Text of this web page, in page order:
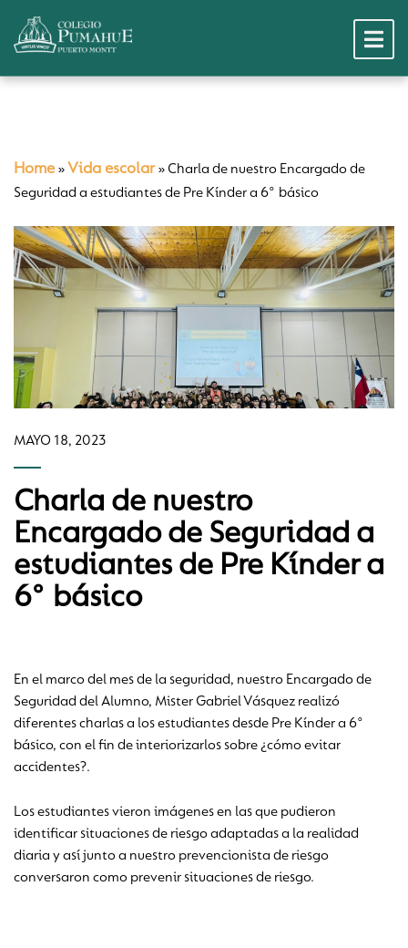
Home » Vida escolar» Charla de nuestro Encargado de
Seguridad a estudiantes de Pre Kínder a 6° básico
MAYO 18, 2023
Charla de nuestro
Encargado de Seguridad a
estudiantes de Pre Kínder a
6° básico
En el marco del mes de la seguridad, nuestro Encargado de
Seguridad del Alumno, Mister Gabriel Vásquez realizó
diferentes charlas a los estudiantes desde Pre Kínder a 6°
básico, con el fin de interiorizarlos sobre ¿cómo evitar
accidentes?.
Los estudiantes vieron imágenes en las que pudieron
identificar situaciones de riesgo adaptadas a la realidad
diaria y así junto a nuestro prevencionista de riesgo
conversaron como prevenir situaciones de riesgo.